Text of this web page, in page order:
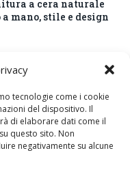
tecnologie come i cookie
del dispositivo. Il
di elaborare dati come il
questo sito. Non
negativamente su alcune
a cera naturale
mano, stile e design